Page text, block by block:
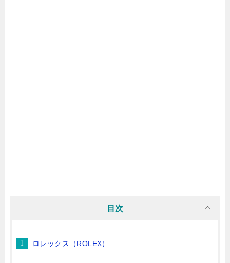
目次
ロレックス（ROLEX）